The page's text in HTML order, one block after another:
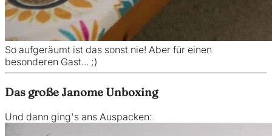
So aufgeräumt ist das sonst nie! Aber für einen
besonderen Gast... ;)
Das große Janome Unboxing
Und dann ging's ans Auspacken: